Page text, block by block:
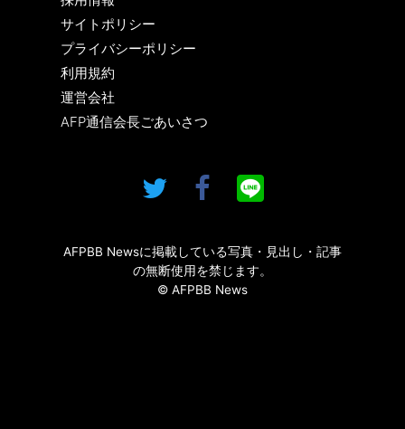
サイトポリシー
プライバシーポリシー
利用規約
運営会社
AFP通信会長ごあいさつ
AFPBB Newsに掲載している写真・見出し・記事
の無断使用を禁じます。
© AFPBB News